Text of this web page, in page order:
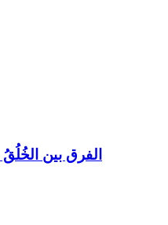
الفرق بين